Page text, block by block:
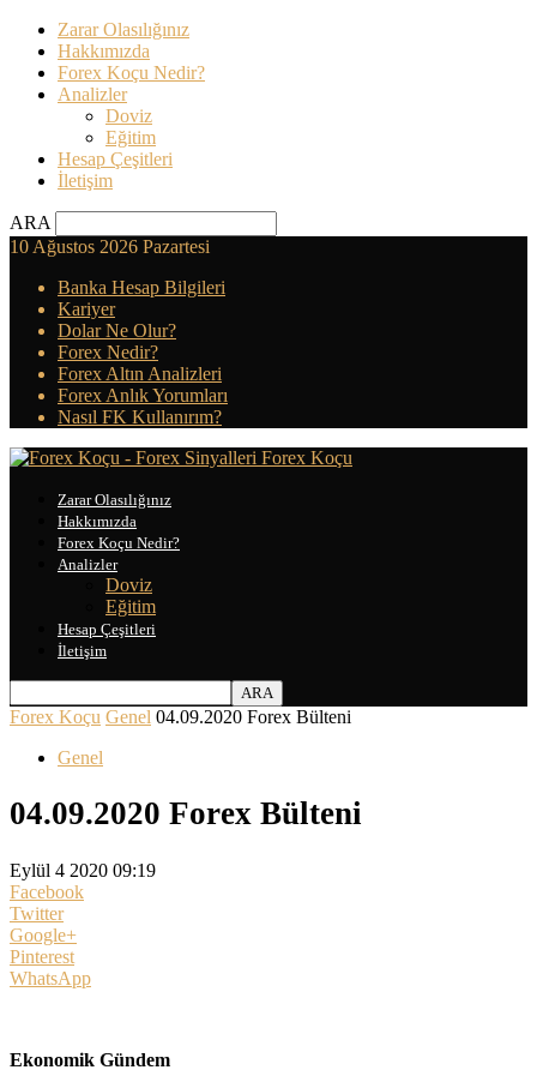
Zarar Olasılığınız
Hakkımızda
Forex Koçu Nedir?
Analizler
Doviz
Eğitim
Hesap Çeşitleri
İletişim
ARA
10 Ağustos 2026 Pazartesi
Banka Hesap Bilgileri
Kariyer
Dolar Ne Olur?
Forex Nedir?
Forex Altın Analizleri
Forex Anlık Yorumları
Nasıl FK Kullanırım?
Forex Koçu
Zarar Olasılığınız
Hakkımızda
Forex Koçu Nedir?
Analizler
Doviz
Eğitim
Hesap Çeşitleri
İletişim
Forex Koçu Genel 04.09.2020 Forex Bülteni
Genel
04.09.2020 Forex Bülteni
Eylül 4 2020 09:19
Facebook
Twitter
Google+
Pinterest
WhatsApp
Ekonomik Gündem